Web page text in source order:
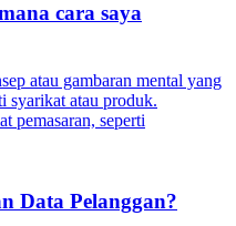
cara saya
atau gambaran mental yang
syarikat atau produk.
pemasaran, seperti
Data Pelanggan?